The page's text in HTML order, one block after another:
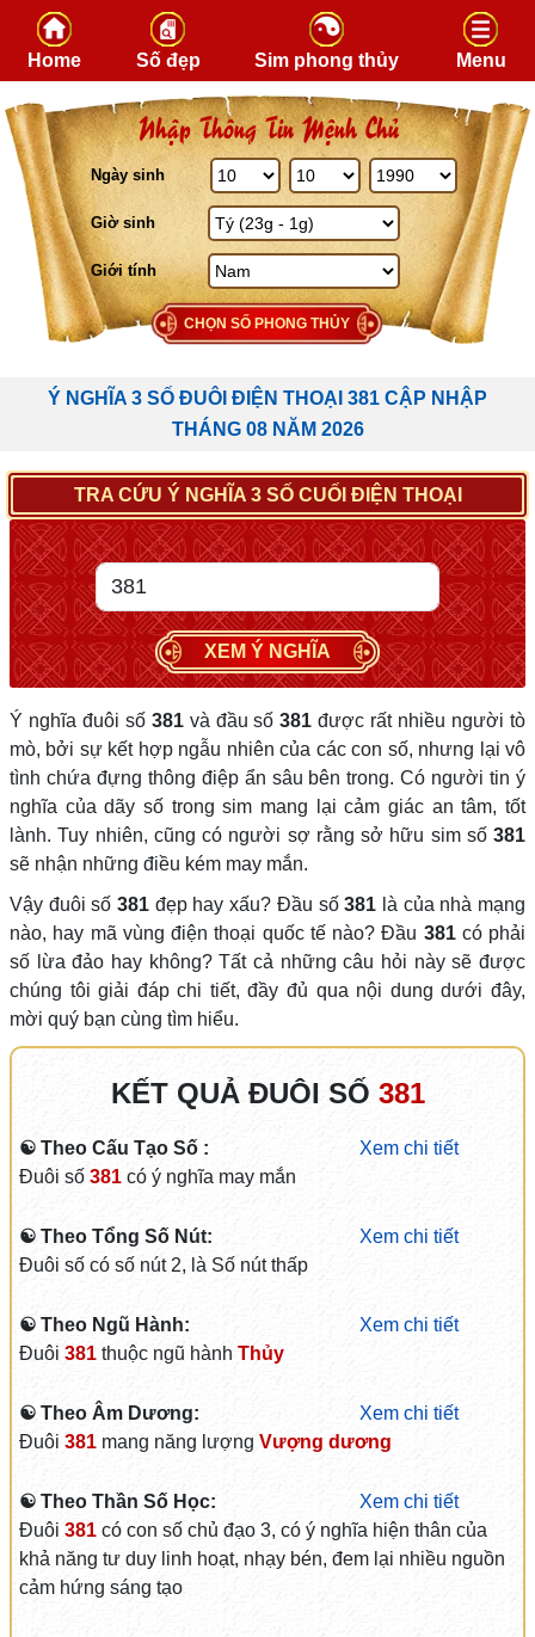
Skip to content
Home Số đẹp Sim phong thủy Menu
Nhập Thông Tin Mệnh Chủ
Ngày sinh
Giờ sinh
Giới tính
CHỌN SỐ PHONG THỦY
Ý NGHĨA 3 SỐ ĐUÔI ĐIỆN THOẠI 381 CẬP NHẬP
THÁNG 08 NĂM 2026
TRA CỨU Ý NGHĨA 3 SỐ CUỐI ĐIỆN THOẠI
XEM Ý NGHĨA
Ý nghĩa đuôi số 381và đầu số381 được rất nhiều người tò
mò, bởi sự kết hợp ngẫu nhiên của các con số, nhưng lại vô
tình chứa đựng thông điệp ẩn sâu bên trong. Có người tin ý
nghĩa của dãy số trong sim mang lại cảm giác an tâm, tốt
lành. Tuy nhiên, cũng có người sợ rằng sở hữu sim số 381
sẽ nhận những điều kém may mắn.
Vậy đuôi số381 đẹp hay xấu? Đầu số381 là của nhà mạng
nào, hay mã vùng điện thoại quốc tế nào? Đầu 381có phải
số lừa đảo hay không? Tất cả những câu hỏi này sẽ được
chúng tôi giải đáp chi tiết, đầy đủ qua nội dung dưới đây,
mời quý bạn cùng tìm hiểu.
KẾT QUẢ ĐUÔI SỐ 381
☯ Theo Cấu Tạo Số :
Xem chi tiết
Đuôi số 381có ý nghĩa may mắn
☯ Theo Tổng Số Nút:
Xem chi tiết
Đuôi số có số nút 2, là Số nút thấp
☯ Theo Ngũ Hành:
Xem chi tiết
Đuôi 381thuộc ngũ hành Thủy
☯ Theo Âm Dương:
Xem chi tiết
Đuôi 381mang năng lượng Vượng dương
☯ Theo Thần Số Học:
Xem chi tiết
Đuôi 381có con số chủ đạo 3, có ý nghĩa hiện thân của
khả năng tư duy linh hoạt, nhạy bén, đem lại nhiều nguồn
cảm hứng sáng tạo